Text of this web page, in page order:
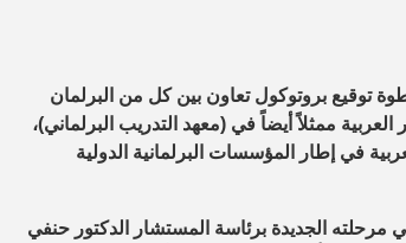
توقيع بروتوكول تعاون بين كل من البرلمان
ممثلاً أيضاً في (معهد التدريب البرلماني)،
في إطار المؤسسات البرلمانية الدولية
الجديدة برئاسة المستشار الدكتور حنفي